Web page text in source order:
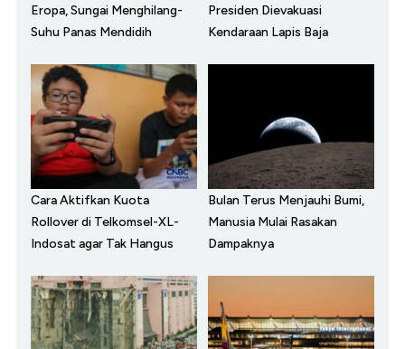
Eropa, Sungai Menghilang-
Suhu Panas Mendidih
Presiden Dievakuasi
Kendaraan Lapis Baja
Cara Aktifkan Kuota
Rollover di Telkomsel-XL-
Indosat agar Tak Hangus
Bulan Terus Menjauhi Bumi,
Manusia Mulai Rasakan
Dampaknya